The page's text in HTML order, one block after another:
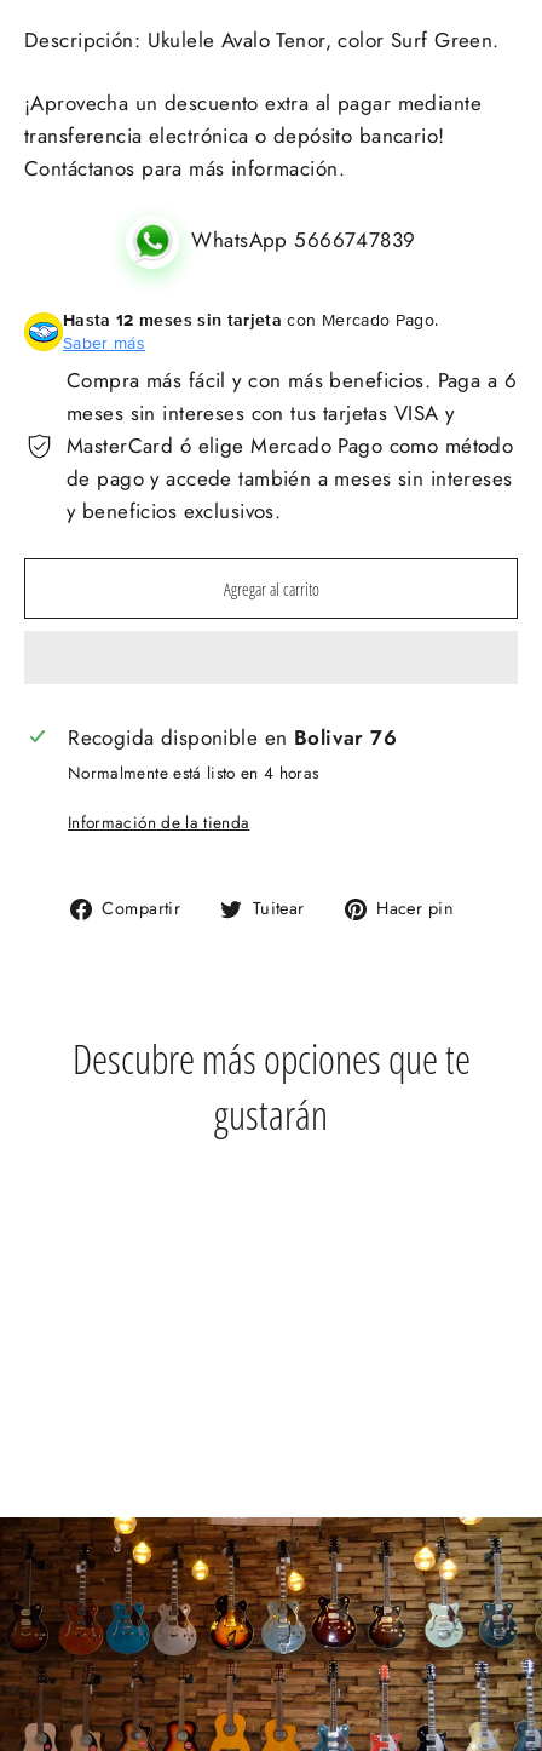
Descripción: Ukulele Avalo Tenor, color Surf Green.
¡Aprovecha un descuento extra al pagar mediante
transferencia electrónica o depósito bancario!
Contáctanos para más información.
WhatsApp 5666747839
Hasta 12 meses sin tarjeta con Mercado Pago.
Saber más
Compra más fácil y con más beneficios. Paga a 6
meses sin intereses con tus tarjetas VISA y
MasterCard ó elige Mercado Pago como método
de pago y accede también a meses sin intereses
y beneficios exclusivos.
Agregar al carrito
Recogida disponible en Bolivar 76
Normalmente está listo en 4 horas
Información de la tienda
Compartir
Compartir
Tuitear
TuitearHacer pin
Descubre más opciones que te
gustarán